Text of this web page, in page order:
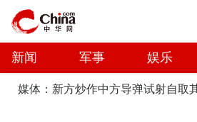
新闻 军事 娱乐
媒体：新方炒作中方导弹试射自取